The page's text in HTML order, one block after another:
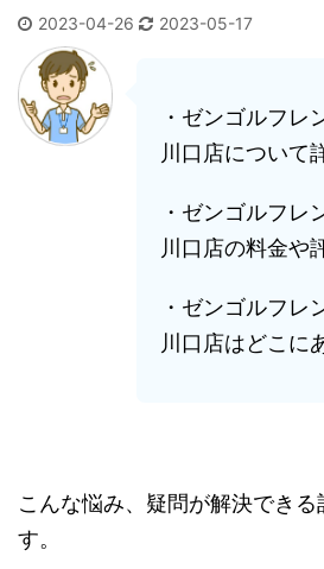
2023-04-26 2023-05-17
・ゼンゴルフレ
川口店について
・ゼンゴルフレ
川口店の料金や
・ゼンゴルフレ
川口店はどこに
こんな悩み、疑問が解決できる
す。